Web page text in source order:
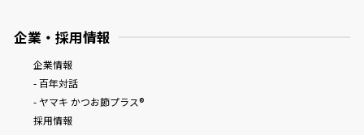
企業・採用情報
企業情報
- 百年対話
- ヤマキ かつお節プラス®
採用情報